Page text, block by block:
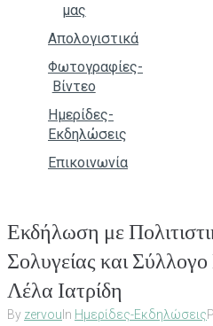
μας
Απολογιστικά
Φωτογραφίες-
Βίντεο
Ημερίδες-
Εκδηλώσεις
Επικοινωνία
Εκδήλωση με
Σολυγείας και
Λέλα Ιατρίδη
By zervou In Ημερίδες-Εκδηλώσεις